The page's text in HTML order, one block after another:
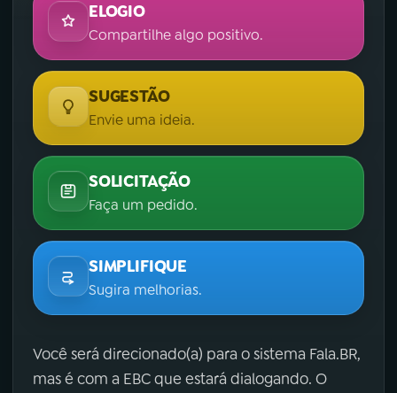
ELOGIO
Compartilhe algo positivo.
SUGESTÃO
Envie uma ideia.
SOLICITAÇÃO
Faça um pedido.
SIMPLIFIQUE
Sugira melhorias.
Você será direcionado(a) para o sistema Fala.BR,
mas é com a EBC que estará dialogando. O